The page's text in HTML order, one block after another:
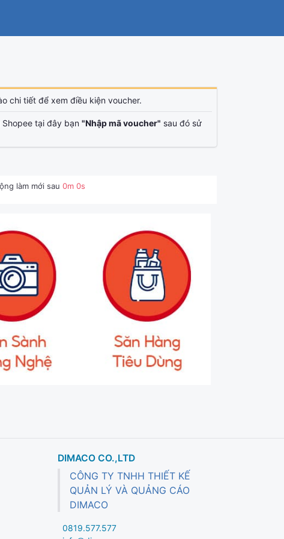
chi tiết để xem điều kiện voucher.
tại đây bạn "Nhập mã voucher" sau đó sử
làm mới sau 0m 0s
DIMACO CO.,LTD
CÔNG TY TNHH THIẾT KẾ
QUẢN LÝ VÀ QUẢNG CÁO
DIMACO
0819.577.577